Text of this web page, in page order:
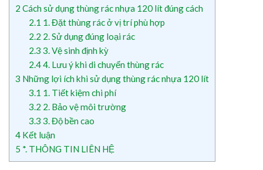
2 Cách sử dụng thùng rác nhựa 120 lít đúng cách
2.1 1. Đặt thùng rác ở vị trí phù hợp
2.2 2. Sử dụng đúng loại rác
2.3 3. Vệ sinh định kỳ
2.44. Lưu ý khi di chuyển thùng rác
3 Những lợi ích khi sử dụng thùng rác nhựa 120 lít
3.1 1. Tiết kiệm chi phí
3.2 2. Bảo vệ môi trường
3.3 3. Độ bền cao
4 Kết luận
5 *. THÔNG TIN LIÊN HỆ